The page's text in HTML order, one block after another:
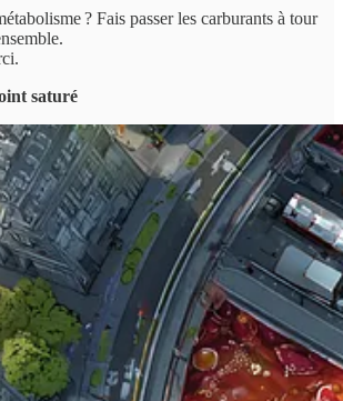
? Fais passer les carburants à tour
saturé